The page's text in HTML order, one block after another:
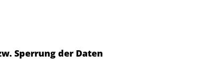
Sperrung der Daten